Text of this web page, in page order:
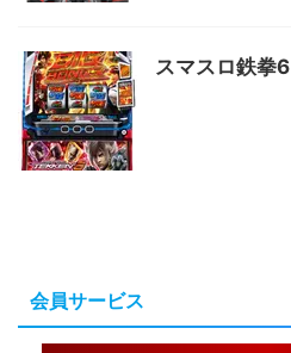
スマスロ鉄拳6
会員サービス